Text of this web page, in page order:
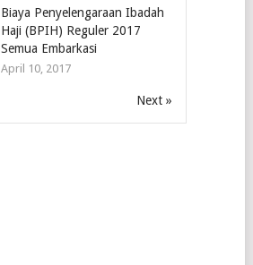
Biaya Penyelengaraan Ibadah
Haji (BPIH) Reguler 2017
Semua Embarkasi
April 10, 2017
Next »